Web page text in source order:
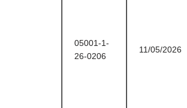
05001-1-
26-0206
11/05/2026